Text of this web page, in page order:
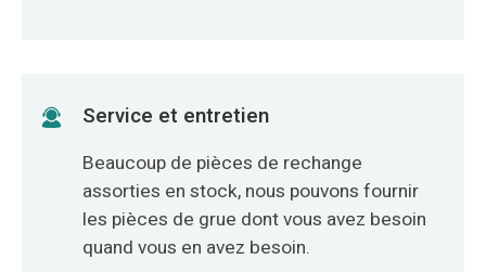
Service et entretien
Beaucoup de pièces de rechange
assorties en stock, nous pouvons fournir
les pièces de grue dont vous avez besoin
quand vous en avez besoin.